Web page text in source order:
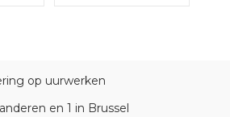
op uurwerken
en 1 in Brussel